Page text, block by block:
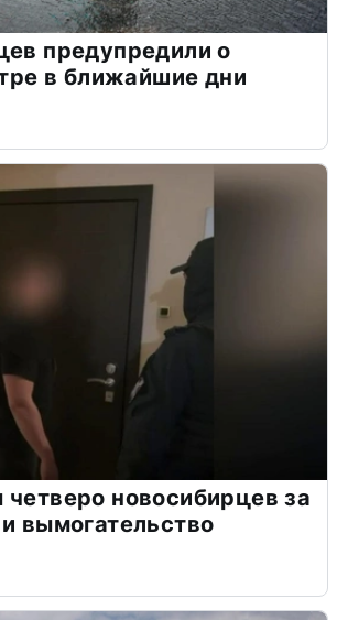
предупредили о
в ближайшие дни
новосибирцев за
вымогательство